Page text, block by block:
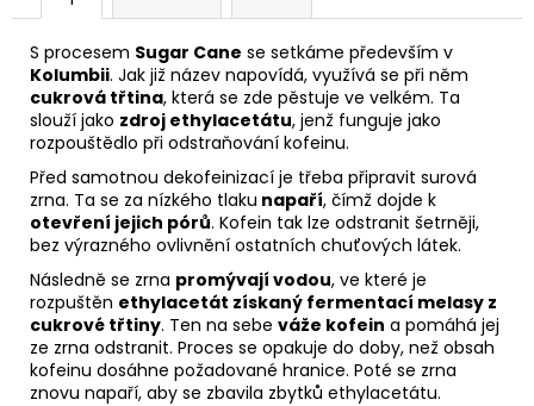
S procesem Sugar Cane se setkáme především v
Kolumbii. Jak již název napovídá, využívá se při něm
cukrová třtina, která se zde pěstuje ve velkém. Ta
slouží jako zdroj ethylacetátu, jenž funguje jako
rozpouštědlo při odstraňování kofeinu.
Před samotnou dekofeinizací je třeba připravit surová
zrna. Ta se za nízkého tlaku napaří, čímž dojde k
otevření jejich pórů. Kofein tak lze odstranit šetrněji,
bez výrazného ovlivnění ostatních chuťových látek.
Následně se zrna promývají vodou, ve které je
rozpuštěn ethylacetát získaný fermentací melasy z
cukrové třtiny. Ten na sebe váže kofein a pomáhá jej
ze zrna odstranit. Proces se opakuje do doby, než obsah
kofeinu dosáhne požadované hranice. Poté se zrna
znovu napaří, aby se zbavila zbytků ethylacetátu.